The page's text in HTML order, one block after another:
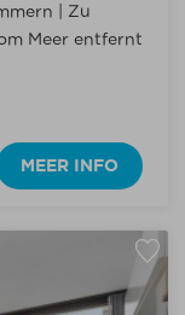
| Zu
Meer entfernt
MEER INFO